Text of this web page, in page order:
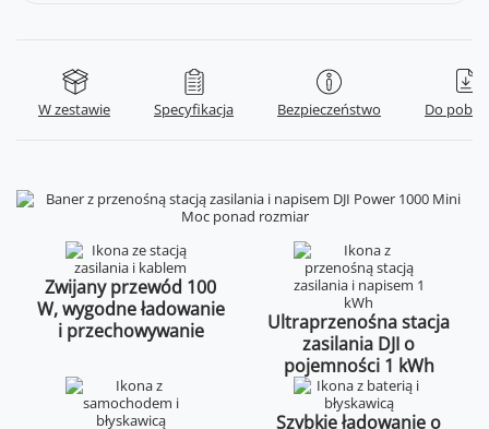
W zestawie Specyfikacja Bezpieczeństwo Do
Zwijany przewód 100
W, wygodne ładowanie
i przechowywanie
Ultraprzenośna stacja
zasilania DJI o
pojemności 1 kWh
Szybkie ładowanie o